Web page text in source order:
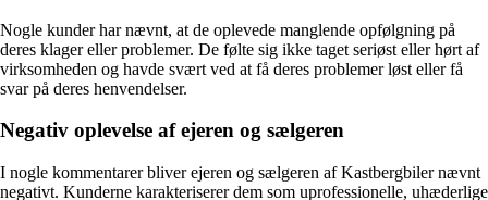
Nogle kunder har nævnt, at de oplevede manglende opfølgning på
deres klager eller problemer. De følte sig ikke taget seriøst eller hørt af
virksomheden og havde svært ved at få deres problemer løst eller få
svar på deres henvendelser.
Negativ oplevelse af ejeren og sælgeren
I nogle kommentarer bliver ejeren og sælgeren af Kastbergbiler nævnt
negativt. Kunderne karakteriserer dem som uprofessionelle, uhæderlige